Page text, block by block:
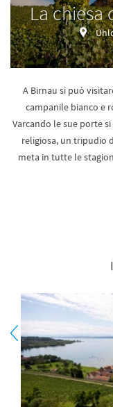
La chiesa
A Birnau si può
campanile bianco e
Varcando le sue porte
religiosa, un tripudio
meta in tutte le